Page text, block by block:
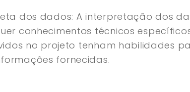
dos dados: A interpretação dos
conhecimentos técnicos
no projeto tenham habilidades
fornecidas.